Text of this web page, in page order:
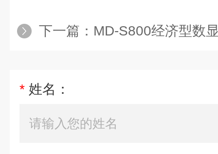
下一篇： MD-S800经济型数
* 姓名：